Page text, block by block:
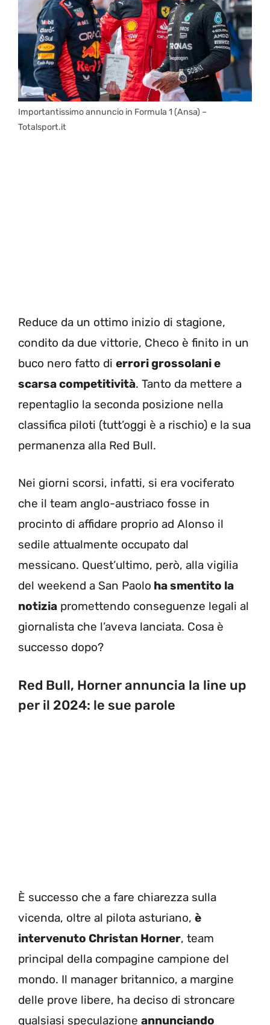
Importantissimo annuncio in Formula 1 (Ansa) –
Totalsport.it
Reduce da un ottimo inizio di stagione,
condito da due vittorie, Checo è finito in un
buco nero fatto di errori grossolani e
scarsa competitività. Tanto da mettere a
repentaglio la seconda posizione nella
classifica piloti (tutt’oggi è a rischio) e la sua
permanenza alla Red Bull.
Nei giorni scorsi, infatti, si era vociferato
che il team anglo-austriaco fosse in
procinto di affidare proprio ad Alonso il
sedile attualmente occupato dal
messicano. Quest’ultimo, però, alla vigilia
del weekend a San Paolo ha smentito la
notizia promettendo conseguenze legali al
giornalista che l’aveva lanciata. Cosa è
successo dopo?
Red Bull, Horner annuncia la line up
per il 2024: le sue parole
È successo che a fare chiarezza sulla
vicenda, oltre al pilota asturiano, è
intervenuto Christan Horner, team
principal della compagine campione del
mondo. Il manager britannico, a margine
delle prove libere, ha deciso di stroncare
qualsiasi speculazione annunciando